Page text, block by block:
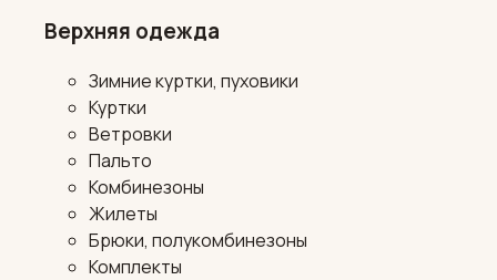
Верхняя одежда
Зимние куртки, пуховики
Куртки
Ветровки
Пальто
Комбинезоны
Жилеты
Брюки, полукомбинезоны
Комплекты